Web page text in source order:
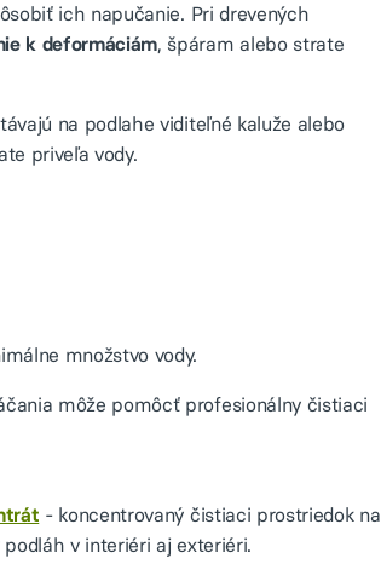
ich napučanie. Pri drevených
k deformáciám, špáram alebo strate
na podlahe viditeľné kaluže alebo
priveľa vody.
množstvo vody.
môže pomôcť profesionálny čistiaci
- koncentrovaný čistiaci prostriedok na
v interiéri aj exteriéri.